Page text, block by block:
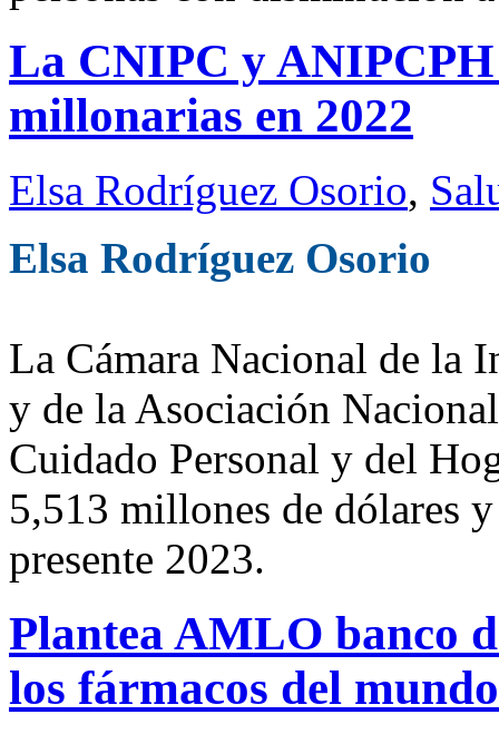
La CNIPC y
millonarias en 2022
Elsa Rodríguez Osorio,
Elsa Rodríguez Osorio
La Cámara Nacional de la
y de la Asociación
Cuidado Personal y del
5,513 millones de dólares
presente 2023.
Plantea AMLO banco
los fármacos del